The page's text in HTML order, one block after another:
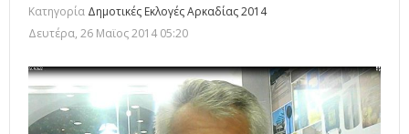
Κατηγορία Δημοτικές Εκλογές Αρκαδίας 2014
Δευτέρα, 26 Μαϊος 2014 05:20